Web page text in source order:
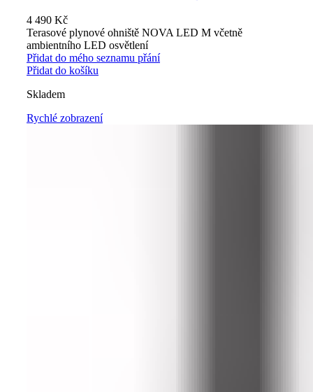
4 490 Kč
Terasové plynové ohniště NOVA LED M včetně
ambientního LED osvětlení
Přidat do mého seznamu přání
Přidat do košíku
Skladem
Rychlé zobrazení